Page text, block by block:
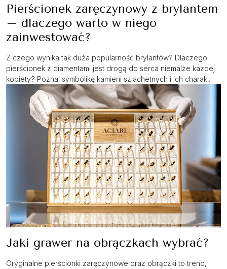
Pierścionek zaręczynowy z brylantem
– dlaczego warto w niego
zainwestować?
Z czego wynika tak duża popularność brylantów? Dlaczego
pierścionek z diamentami jest drogą do serca niemalże każdej
kobiety? Poznaj symbolikę kamieni szlachetnych i ich charak...
Jaki grawer na obrączkach wybrać?
Oryginalne pierścionki zaręczynowe oraz obrączki to trend,